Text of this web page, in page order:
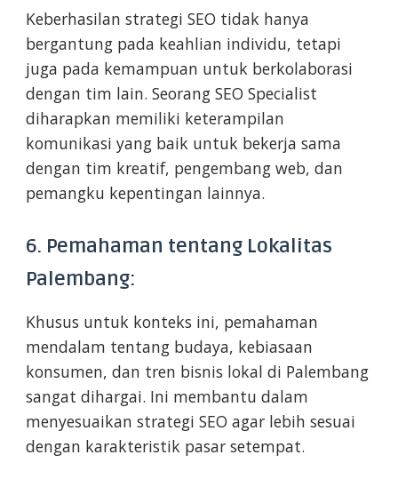
Keberhasilan strategi SEO tidak hanya
bergantung pada keahlian individu, tetapi
juga pada kemampuan untuk berkolaborasi
dengan tim lain. Seorang SEO Specialist
diharapkan memiliki keterampilan
komunikasi yang baik untuk bekerja sama
dengan tim kreatif, pengembang web, dan
pemangku kepentingan lainnya.
6. Pemahaman tentang Lokalitas
Palembang:
Khusus untuk konteks ini, pemahaman
mendalam tentang budaya, kebiasaan
konsumen, dan tren bisnis lokal di Palembang
sangat dihargai. Ini membantu dalam
menyesuaikan strategi SEO agar lebih sesuai
dengan karakteristik pasar setempat.